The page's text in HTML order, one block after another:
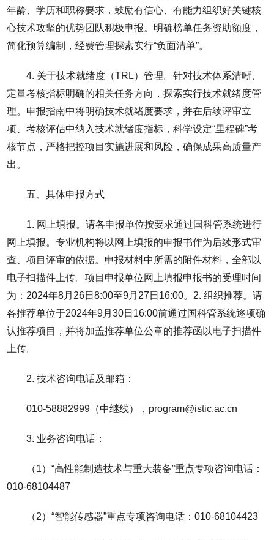
年龄、学历和职称要求，鼓励有信心、有能力组织好关键核
心技术攻坚的优势团队积极申报。明确榜单任务资助额度，
简化预算编制，经费管理探索实行“负面清单”。
4. 关于技术就绪度（TRL）管理。针对技术体系清晰、
定量考核指标明确的相关任务方向，探索实行技术就绪度管
理。申报指南中将明确技术就绪度要求，并在后续评审立
项、考核评估中纳入技术就绪度指标，科学设定“里程碑”考
核节点，严格把控项目实施进展和风险，确保成果高质量产
出。
五、具体申报方式
1. 网上填报。请各申报单位按要求通过国科管系统进行
网上填报。专业机构将以网上填报的申报书作为后续形式审
查、项目评审的依据。申报材料中所需的附件材料，全部以
电子扫描件上传。项目申报单位网上填报申报书的受理时间
为：2024年8月26日8:00至9月27日16:00。2. 组织推荐。请
各推荐单位于2024年9月30日16:00前通过国科管系统逐项确
认推荐项目，并将加盖推荐单位公章的推荐函以电子扫描件
上传。
2. 技术咨询电话及邮箱：
010-58882999（中继线），program@istic.ac.cn
3. 业务咨询电话：
（1）“高性能制造技术与重大装备”重点专项咨询电话：
010-68104487
（2）“智能传感器”重点专项咨询电话：010-68104423